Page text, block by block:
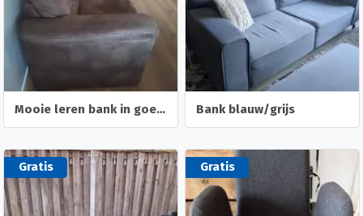
Mooie leren bank in goede staat Bank blauw/grijs
Gratis Gratis